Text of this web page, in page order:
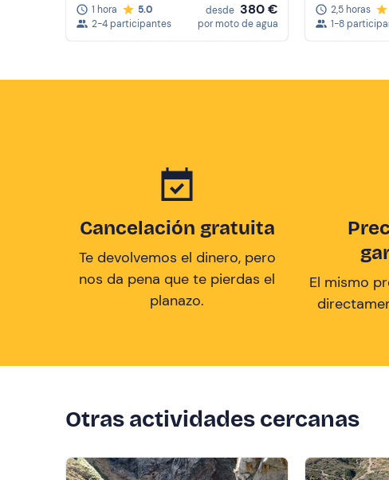
1 hora
5.0
2-4 participantes
desde 380 €
por moto de agua
2,5 horas
1-8
Cancelación gratuita
Te devolvemos el dinero, pero
nos da pena que te pierdas el
planazo.
El mismo
Otras actividades cercanas